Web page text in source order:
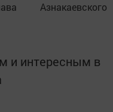
Азнакаевского
и интересным в